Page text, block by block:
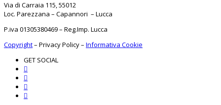
Via di Carraia 115, 55012
Loc. Parezzana – Capannori – Lucca
P.iva 01305380469 – Reg.Imp. Lucca
Copyright– Privacy Policy– Informativa Cookie
GET SOCIAL